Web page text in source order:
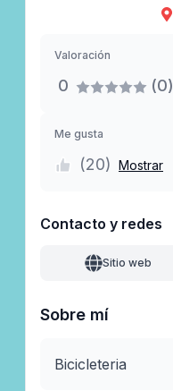
Valoración
0 (0)
Me gusta
(20) Mostrar
Contacto y redes
Sitio web
Sobre mí
Bicicleteria